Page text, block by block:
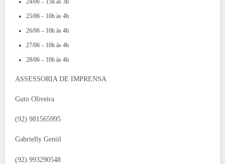
24/06 – 15h às 3h
25/06 – 10h às 4h
26/06 – 10h às 4h
27/06 – 10h às 4h
28/06 – 10h às 4h
ASSESSORIA DE IMPRENSA
Guto Oliveira
(92) 981565995
Gabrielly Gentil
(92) 993290548